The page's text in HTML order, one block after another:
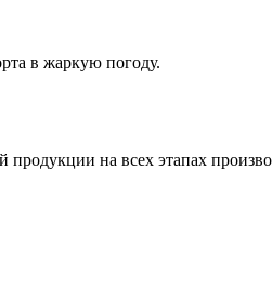
в жаркую погоду.
на всех этапах